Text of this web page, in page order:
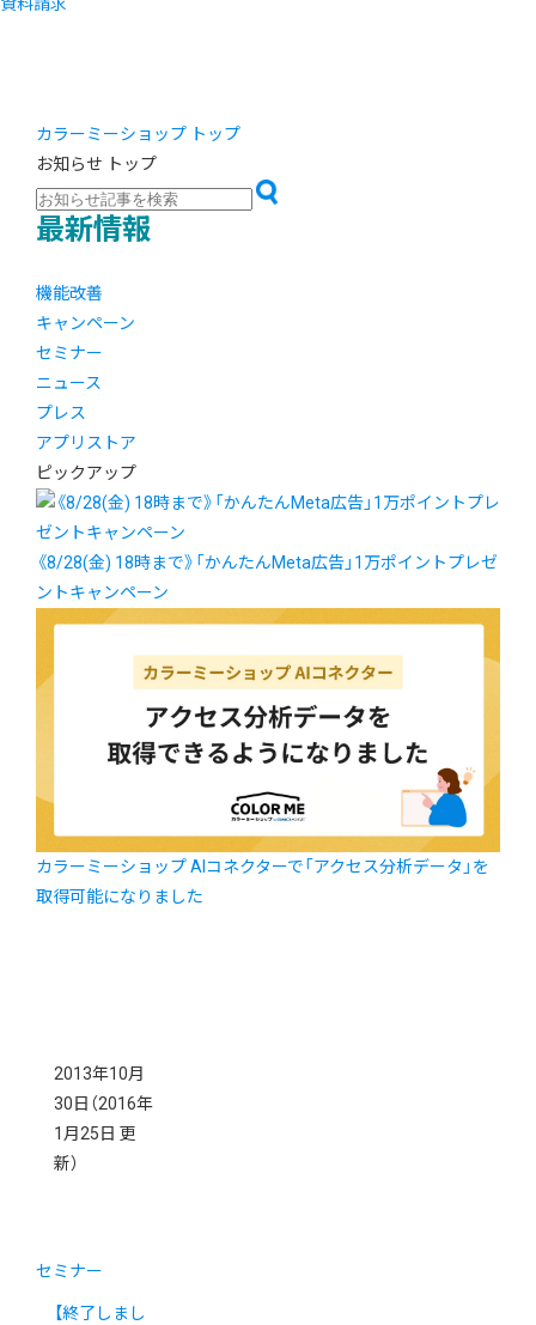
カラーミーショップ トップ
お知らせ トップ
最新情報
機能改善
キャンペーン
セミナー
ニュース
プレス
アプリストア
ピックアップ
《8/28(金) 18時まで》「かんたんMeta広告」1万ポイントプレゼ
ントキャンペーン
カラーミーショップ AIコネクターで「アクセス分析データ」を
取得可能になりました
2013年10月
30日 （2016年
1月25日 更
新）
セミナー
【終了しまし